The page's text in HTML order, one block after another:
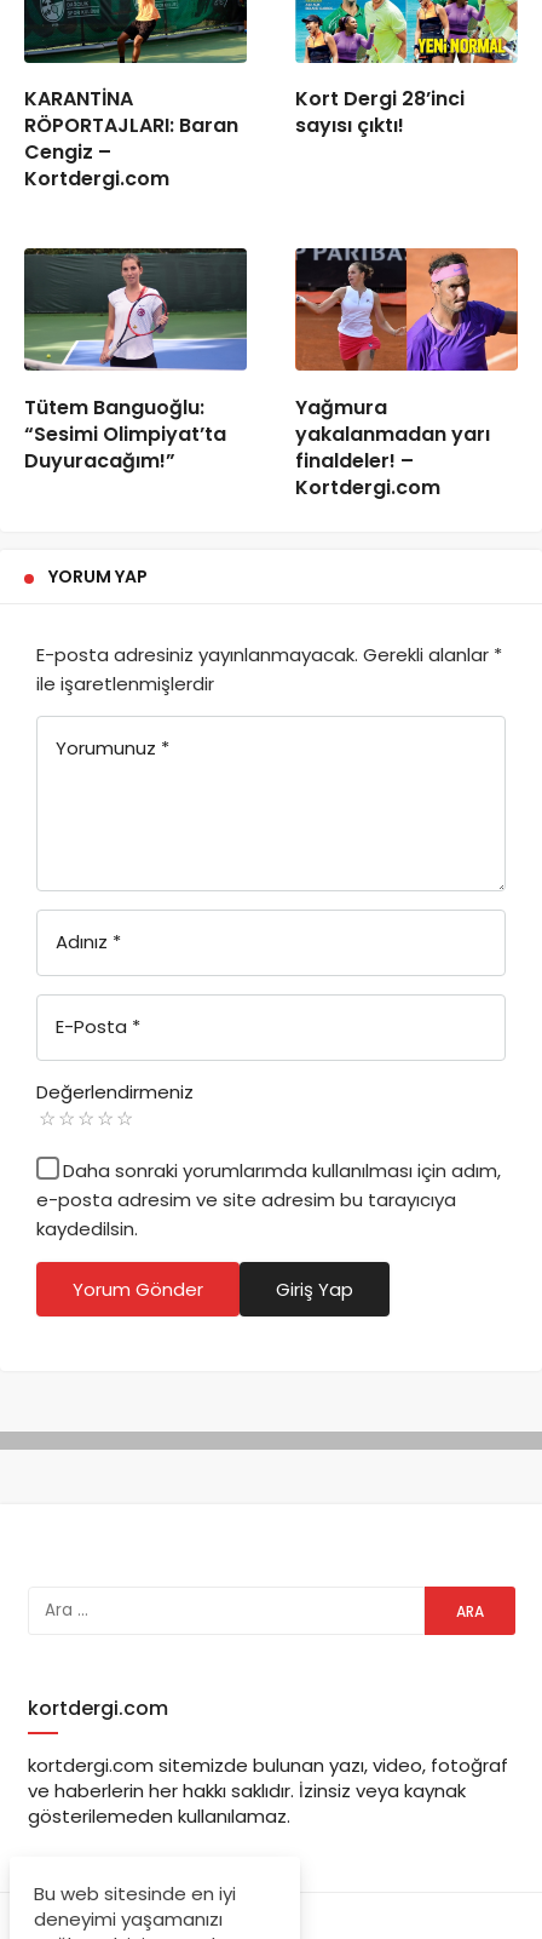
KARANTİNA
RÖPORTAJLARI: Baran
Cengiz –
Kortdergi.com
Kort Dergi 28’inci
sayısı çıktı!
Tütem Banguoğlu:
“Sesimi Olimpiyat’ta
Duyuracağım!”
Yağmura
yakalanmadan yarı
finaldeler! –
Kortdergi.com
YORUM YAP
E-posta adresiniz yayınlanmayacak. Gerekli alanlar *
ile işaretlenmişlerdir
Yorumunuz *
Adınız *
E-Posta *
Değerlendirmeniz
Daha sonraki yorumlarımda kullanılması için adım,
e-posta adresim ve site adresim bu tarayıcıya
kaydedilsin.
Yorum Gönder Giriş Yap
kortdergi.com
kortdergi.com sitemizde bulunan yazı, video, fotoğraf
ve haberlerin her hakkı saklıdır. İzinsiz veya kaynak
gösterilemeden kullanılamaz.
Bu web sitesinde en iyi
deneyimi yaşamanızı